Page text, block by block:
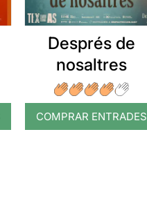
Després de
nosaltres
COMPRAR ENTRADES